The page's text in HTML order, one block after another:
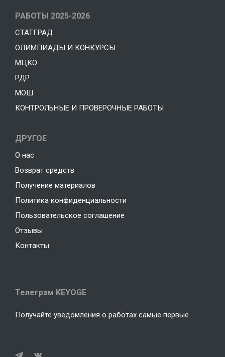
РАБОТЫ 2025-2026
СТАТГРАД
ОЛИМПИАДЫ И КОНКУРСЫ
МЦКО
РДР
МОШ
КОНТРОЛЬНЫЕ И ПРОВЕРОЧНЫЕ РАБОТЫ
ДРУГОЕ
О нас
Возврат средств
Получение материалов
Политика конфиденциальности
Пользовательское соглашение
Отзывы
Контакты
Телеграм KEYOGE
Получайте уведомления о работах самые первые